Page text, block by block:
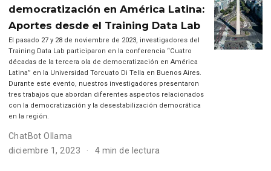
democratización en América Latina:
Aportes desde el Training Data Lab
El pasado 27 y 28 de noviembre de 2023, investigadores del
Training Data Lab participaron en la conferencia “Cuatro
décadas de la tercera ola de democratización en América
Latina” en la Universidad Torcuato Di Tella en Buenos Aires.
Durante este evento, nuestros investigadores presentaron
tres trabajos que abordan diferentes aspectos relacionados
con la democratización y la desestabilización democrática
en la región.
ChatBot Ollama
diciembre 1, 2023
4 min de lectura